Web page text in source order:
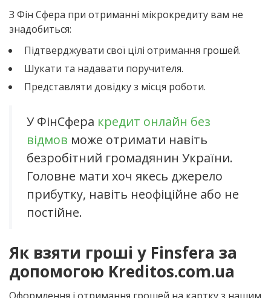
З Фін Сфера при отриманні мікрокредиту вам не
знадобиться:
Підтверджувати свої цілі отримання грошей.
Шукати та надавати поручителя.
Представляти довідку з місця роботи.
У ФінСфера кредит онлайн без
відмов може отримати навіть
безробітний громадянин України.
Головне мати хоч якесь джерело
прибутку, навіть неофіційне або не
постійне.
Як взяти гроші у Finsfera за
допомогою Kreditos.com.ua